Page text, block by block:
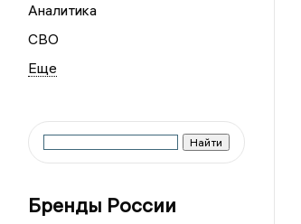
Аналитика
СВО
Бренды России